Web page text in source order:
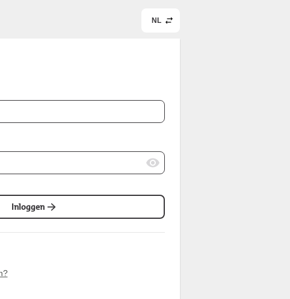
NL
Inloggen